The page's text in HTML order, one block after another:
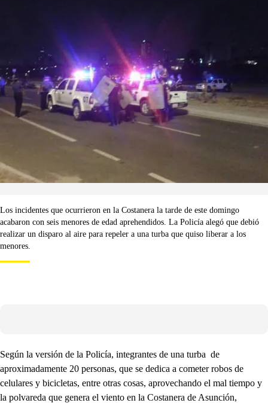
Los incidentes que ocurrieron en la Costanera la tarde de este domingo
acabaron con seis menores de edad aprehendidos. La Policía alegó que debió
realizar un disparo al aire para repeler a una turba que quiso liberar a los
menores.
Según la versión de la Policía, integrantes de una turba de
aproximadamente 20 personas, que se dedica a cometer robos de
celulares y bicicletas, entre otras cosas, aprovechando el mal tiempo y
la polvareda que genera el viento en la Costanera de Asunción,